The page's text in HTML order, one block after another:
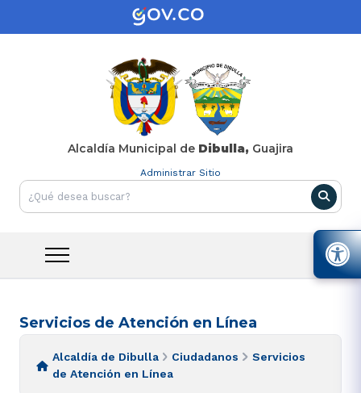
Alcaldía Municipal de Dibulla, Guajira
Administrar Sitio
Servicios de Atención en Línea
Alcaldía de Dibulla Ciudadanos
Servicios
de Atención en Línea